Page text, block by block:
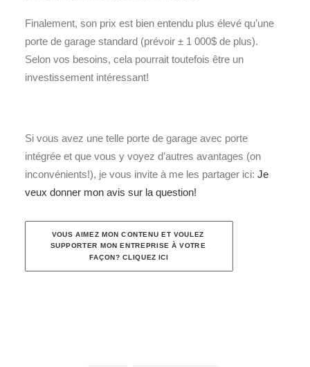
Finalement, son prix est bien entendu plus élevé qu’une
porte de garage standard (prévoir ± 1 000$ de plus).
Selon vos besoins, cela pourrait toutefois être un
investissement intéressant!
Si vous avez une telle porte de garage avec porte
intégrée et que vous y voyez d’autres avantages (on
inconvénients!), je vous invite à me les partager ici: Je
veux donner mon avis sur la question!
VOUS AIMEZ MON CONTENU ET VOULEZ
SUPPORTER MON ENTREPRISE À VOTRE
FAÇON? CLIQUEZ ICI